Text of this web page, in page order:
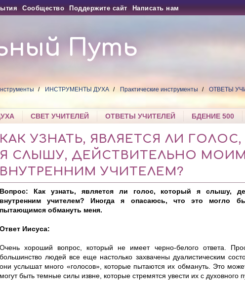
Сообщество Поддержите сайт Написать нам
Путь
ИНСТРУМЕНТЫ ДУХА Практические инструменты ОТВЕТЫ
СВЕТ УЧИТЕЛЕЙ ОТВЕТЫ УЧИТЕЛЕЙ БДЕНИЕ 500
КАК УЗНАТЬ, ЯВЛЯЕТСЯ ЛИ
Я СЛЫШУ, ДЕЙСТВИТЕЛЬНО МОИМ
ВНУТРЕННИМ УЧИТЕЛЕМ?
Вопрос: Как узнать, является ли голос, который я слышу,
внутренним учителем? Иногда я опасаюсь, что это могло
пытающимся обмануть меня.
Ответ Иисуса:
Очень хороший вопрос, который не имеет черно-белого ответа.
большинство людей все еще настолько захвачены дуалистическим
они услышат много «голосов», которые пытаются их обмануть. Это
могут быть темные силы извне, которые стремятся увести их с духовного